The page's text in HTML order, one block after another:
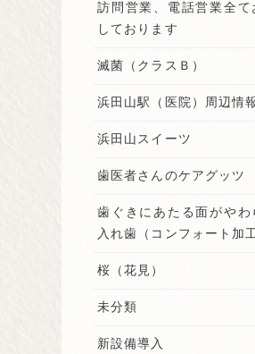
訪問営業、電話営業全て
しております
滅菌（クラスＢ）
浜田山駅（医院）周辺情
浜田山スイーツ
歯医者さんのケアグッツ
歯ぐきにあたる面がやわ
入れ歯（コンフォート加
桜（花見）
未分類
新設備導入